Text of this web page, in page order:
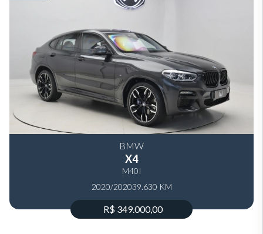
BMW
X4
M40I
2020/202039.630 KM
R$ 349.000,00